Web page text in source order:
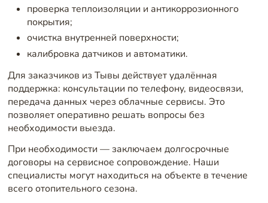
проверка теплоизоляции и антикоррозионного
покрытия;
очистка внутренней поверхности;
калибровка датчиков и автоматики.
Для заказчиков из Тывы действует удалённая
поддержка: консультации по телефону, видеосвязи,
передача данных через облачные сервисы. Это
позволяет оперативно решать вопросы без
необходимости выезда.
При необходимости — заключаем долгосрочные
договоры на сервисное сопровождение. Наши
специалисты могут находиться на объекте в течение
всего отопительного сезона.